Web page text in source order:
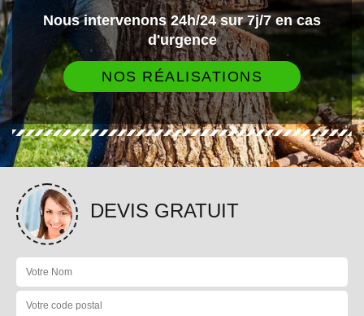
Nous intervenons 24h/24 sur 7j/7 en cas
d'urgence
NOS RÉALISATIONS
DEVIS GRATUIT